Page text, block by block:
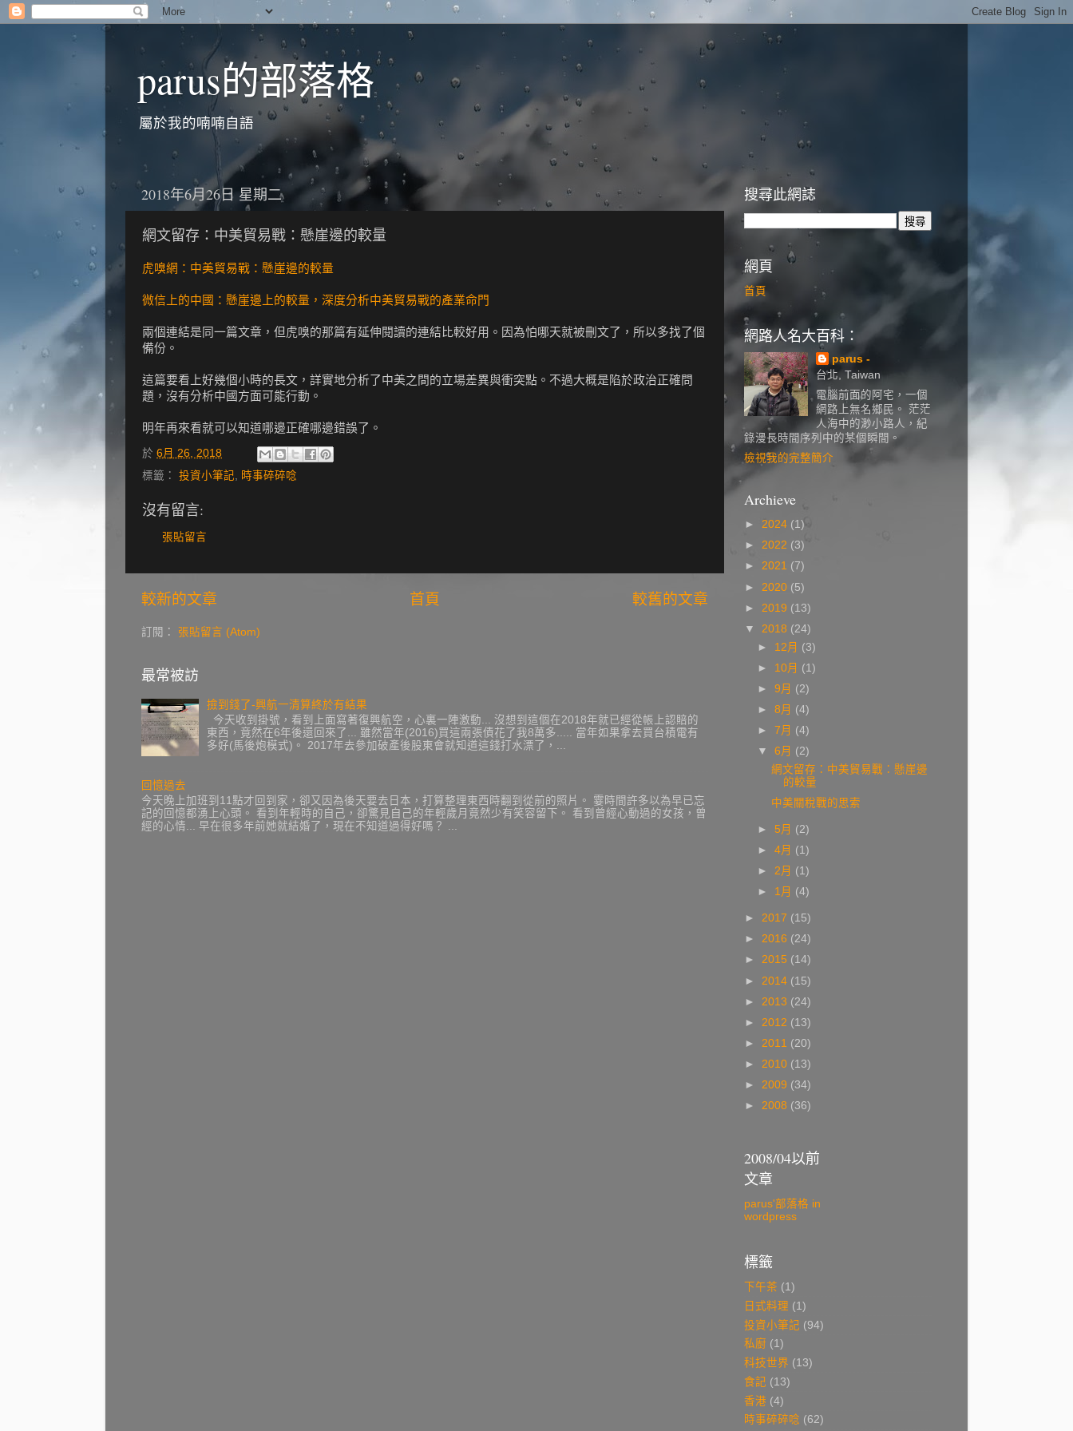
parus的部落格
屬於我的喃喃自語
2018年6月26日 星期二
網文留存：中美貿易戰：懸崖邊的較量
虎嗅網：中美貿易戰：懸崖邊的較量
微信上的中國：懸崖邊上的較量，深度分析中美貿易戰的產業命門
兩個連結是同一篇文章，但虎嗅的那篇有延伸閱讀的連結比較好用。因為怕哪天就被刪文了，所以多找了個
備份。
這篇要看上好幾個小時的長文，詳實地分析了中美之間的立場差異與衝突點。不過大概是陷於政治正確問
題，沒有分析中國方面可能行動。
明年再來看就可以知道哪邊正確哪邊錯誤了。
於 6月 26, 2018
標籤： 投資小筆記, 時事碎碎唸
沒有留言:
張貼留言
較新的文章 較舊的文章
首頁
訂閱： 張貼留言 (Atom)
最常被訪
撿到錢了-興航一清算終於有結果
今天收到掛號，看到上面寫著復興航空，心裏一陣激動... 沒想到這個在2018年就已經從帳上認賠的
東西，竟然在6年後還回來了... 雖然當年(2016)買這兩張債花了我8萬多..... 當年如果拿去買台積電有
多好(馬後炮模式)。 2017年去參加破產後股東會就知道這錢打水漂了，...
回憶過去
今天晚上加班到11點才回到家，卻又因為後天要去日本，打算整理東西時翻到從前的照片。 霎時間許多以為早已忘
記的回憶都湧上心頭。 看到年輕時的自己，卻驚見自己的年輕歲月竟然少有笑容留下。 看到曾經心動過的女孩，曾
經的心情... 早在很多年前她就結婚了，現在不知道過得好嗎？ ...
搜尋此網誌
網頁
首頁
網路人名大百科：
parus -
台北, Taiwan
電腦前面的阿宅，一個
網路上無名鄉民。 茫茫
人海中的渺小路人，紀
錄漫長時間序列中的某個瞬間。
檢視我的完整簡介
Archieve
► 2024 (1)
► 2022 (3)
► 2021 (7)
► 2020 (5)
► 2019 (13)
▼ 2018 (24)
► 12月 (3)
► 10月 (1)
►9月 (2)
►8月 (4)
►7月 (4)
▼6月 (2)
網文留存：中美貿易戰：懸崖邊
的較量
中美關稅戰的思索
► 5月 (2)
►4月 (1)
►2月 (1)
► 1月 (4)
► 2017 (15)
► 2016 (24)
► 2015 (14)
► 2014 (15)
► 2013 (24)
► 2012 (13)
► 2011 (20)
► 2010 (13)
► 2009 (34)
► 2008 (36)
2008/04以前
文章
parus'部落格 in
wordpress
標籤
下午茶 (1)
日式料理 (1)
投資小筆記 (94)
私廚 (1)
科技世界 (13)
食記 (13)
香港 (4)
時事碎碎唸 (62)